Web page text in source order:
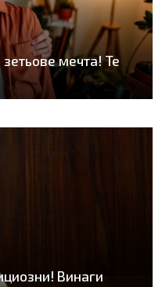
мечта! Те
Винаги